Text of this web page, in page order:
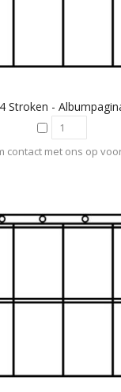
4 Stroken -
contact met ons op